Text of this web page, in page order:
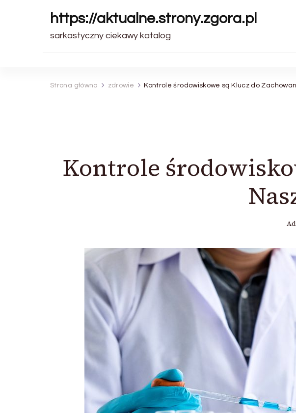
https://aktualne.strony.zgora.pl
sarkastyczny ciekawy katalog
Strona główna zdrowie Kontrole środowiskowe są Klucz do
Kontrole